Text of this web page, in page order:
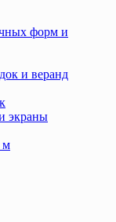
форм и
и веранд
экраны
м